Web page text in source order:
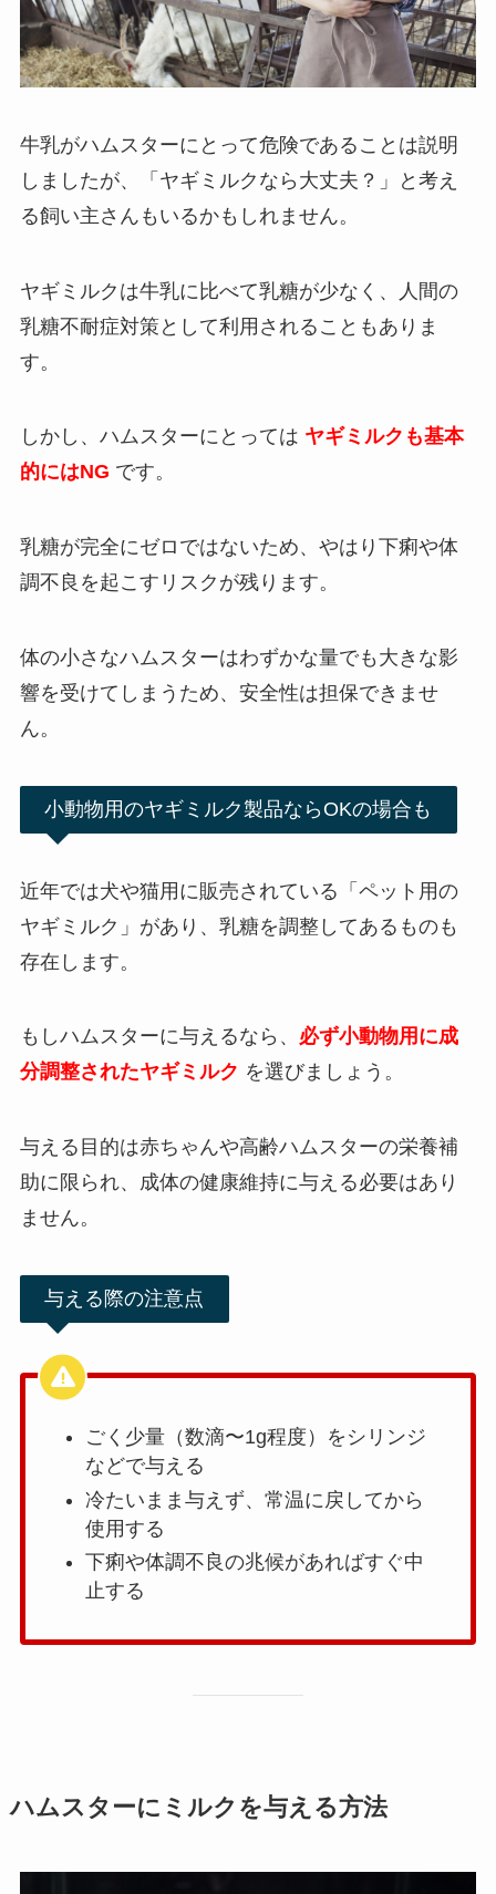
牛乳がハムスターにとって危険であることは説明
しましたが、「ヤギミルクなら大丈夫？」と考え
る飼い主さんもいるかもしれません。
ヤギミルクは牛乳に比べて乳糖が少なく、人間の
乳糖不耐症対策として利用されることもありま
す。
しかし、ハムスターにとっては ヤギミルクも基本
的にはNG です。
乳糖が完全にゼロではないため、やはり下痢や体
調不良を起こすリスクが残ります。
体の小さなハムスターはわずかな量でも大きな影
響を受けてしまうため、安全性は担保できませ
ん。
小動物用のヤギミルク製品ならOKの場合も
近年では犬や猫用に販売されている「ペット用の
ヤギミルク」があり、乳糖を調整してあるものも
存在します。
もしハムスターに与えるなら、 必ず小動物用に成
分調整されたヤギミルク を選びましょう。
与える目的は赤ちゃんや高齢ハムスターの栄養補
助に限られ、成体の健康維持に与える必要はあり
ません。
与える際の注意点
ごく少量（数滴〜1g程度）をシリンジ
などで与える
冷たいまま与えず、常温に戻してから
使用する
下痢や体調不良の兆候があればすぐ中
止する
ハムスターにミルクを与える方法